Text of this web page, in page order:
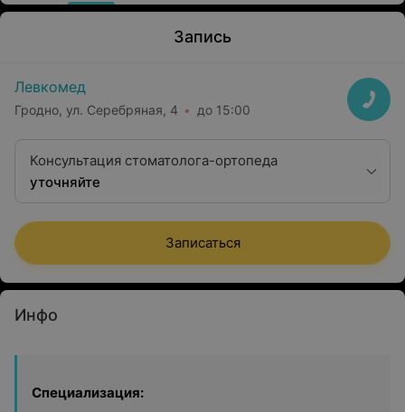
Запись
Левкомед
Гродно, ул. Серебряная, 4 до 15:00
Консультация стоматолога-ортопеда
уточняйте
Записаться
Инфо
Специализация: